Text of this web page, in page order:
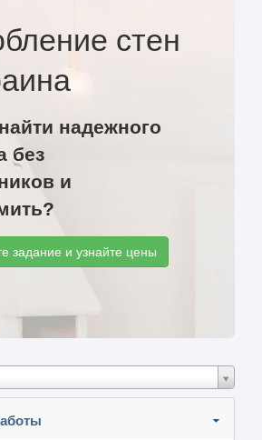
стен
надежного
без
и
задание и узнайте цены